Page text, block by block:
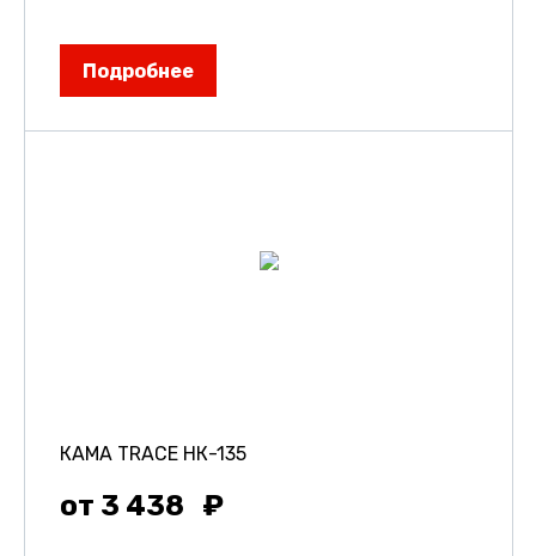
Подробнее
КАМА TRACE НК-135
от 3 438